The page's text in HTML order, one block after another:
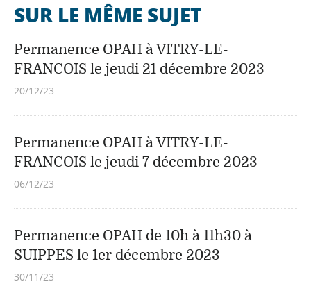
SUR LE MÊME SUJET
Permanence OPAH à VITRY-LE-
FRANCOIS le jeudi 21 décembre 2023
20/12/23
Permanence OPAH à VITRY-LE-
FRANCOIS le jeudi 7 décembre 2023
06/12/23
Permanence OPAH de 10h à 11h30 à
SUIPPES le 1er décembre 2023
30/11/23